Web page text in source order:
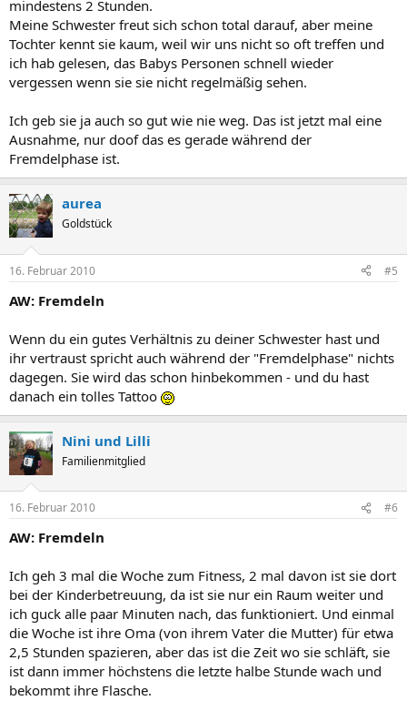
mindestens 2 Stunden.
Meine Schwester freut sich schon total darauf, aber meine
Tochter kennt sie kaum, weil wir uns nicht so oft treffen und
ich hab gelesen, das Babys Personen schnell wieder
vergessen wenn sie sie nicht regelmäßig sehen.
Ich geb sie ja auch so gut wie nie weg. Das ist jetzt mal eine
Ausnahme, nur doof das es gerade während der
Fremdelphase ist.
aurea
Goldstück
16. Februar 2010 #5
AW: Fremdeln
Wenn du ein gutes Verhältnis zu deiner Schwester hast und
ihr vertraust spricht auch während der "Fremdelphase" nichts
dagegen. Sie wird das schon hinbekommen - und du hast
danach ein tolles Tattoo
Nini und Lilli
Familienmitglied
16. Februar 2010 #6
AW: Fremdeln
Ich geh 3 mal die Woche zum Fitness, 2 mal davon ist sie dort
bei der Kinderbetreuung, da ist sie nur ein Raum weiter und
ich guck alle paar Minuten nach, das funktioniert. Und einmal
die Woche ist ihre Oma (von ihrem Vater die Mutter) für etwa
2,5 Stunden spazieren, aber das ist die Zeit wo sie schläft, sie
ist dann immer höchstens die letzte halbe Stunde wach und
bekommt ihre Flasche.